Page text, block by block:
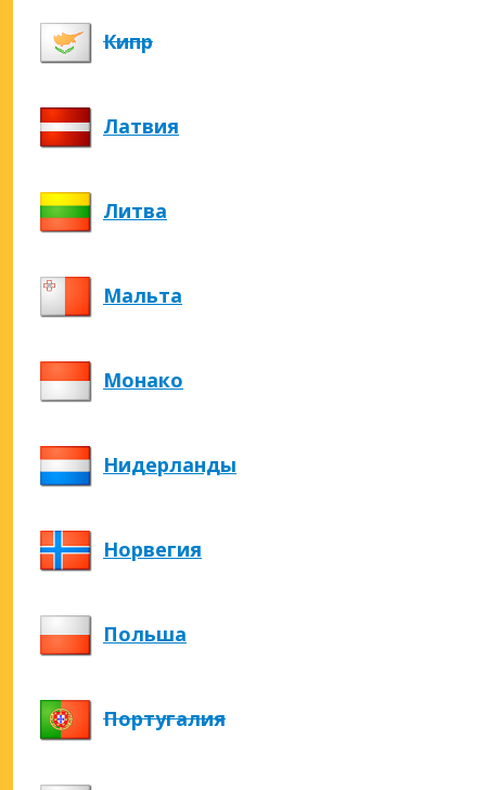
Кипр
Латвия
Литва
Мальта
Монако
Нидерланды
Норвегия
Польша
Португалия